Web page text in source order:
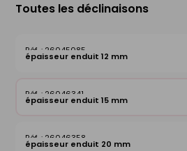
Toutes les déclinaisons
26045085
épaisseur enduit 12 mm
26046341
épaisseur enduit 15 mm
26046358
épaisseur enduit 20 mm